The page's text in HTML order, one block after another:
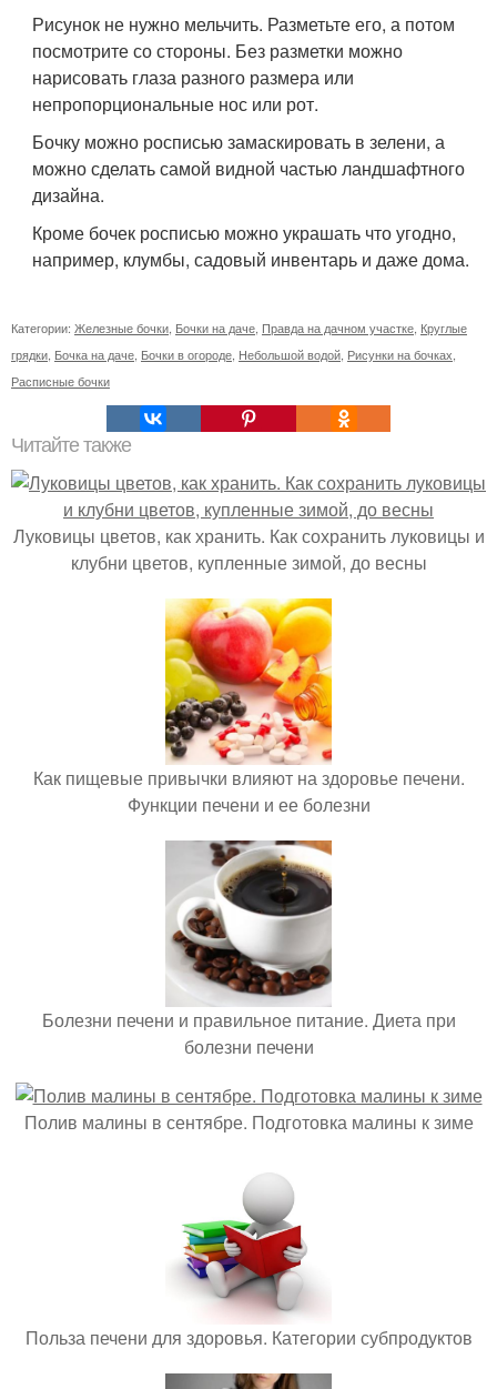
Рисунок не нужно мельчить. Разметьте его, а потом
посмотрите со стороны. Без разметки можно
нарисовать глаза разного размера или
непропорциональные нос или рот.
Бочку можно росписью замаскировать в зелени, а
можно сделать самой видной частью ландшафтного
дизайна.
Кроме бочек росписью можно украшать что угодно,
например, клумбы, садовый инвентарь и даже дома.
Категории: Железные бочки Бочки на даче Правда на дачном участке Круглые
грядки Бочка на даче Бочки в огороде Небольшой водой Рисунки на бочках
Расписные бочки
Читайте также
Луковицы цветов, как хранить. Как сохранить луковицы и
клубни цветов, купленные зимой, до весны
Как пищевые привычки влияют на здоровье печени.
Функции печени и ее болезни
Болезни печени и правильное питание. Диета при
болезни печени
Полив малины в сентябре. Подготовка малины к зиме
Польза печени для здоровья. Категории субпродуктов